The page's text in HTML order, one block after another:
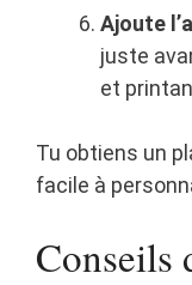
Ajoute
juste
et
Tu obtiens un
facile à
Conseils